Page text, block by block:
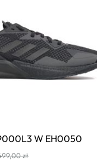
W EH0050
zł